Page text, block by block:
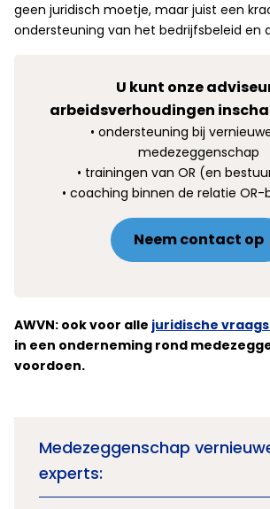
geen juridisch moetje, maar juist een
ondersteuning van het bedrijfsbeleid en
U kunt onze
arbeidsverhoudingen
• ondersteuning bij
medezeggenschap
• trainingen van OR (en
• coaching binnen de relatie OR-
Neem contact op
AWVN: ook voor alle juridische
in een onderneming rond
voordoen.
Medezeggenschap
experts: